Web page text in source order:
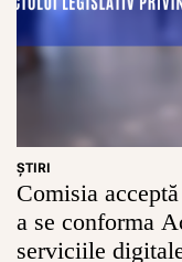
ŞTIRI
Comisia
a se conforma
serviciile